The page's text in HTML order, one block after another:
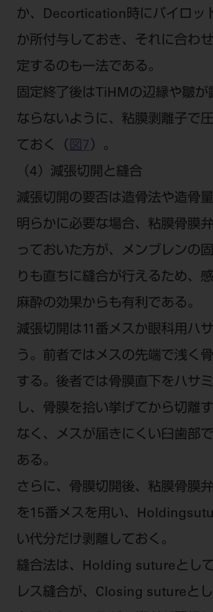
か、Decortication時にパイロッ
か所付与しておき、それに合わ
定するのも一法である。
固定終了後はTiHMの辺縁や皺が
ならないように、粘膜剥離子で
ておく（ 図7 ）。
（4）減張切開と縫合
減張切開の要否は造骨法や造骨量
明らかに必要な場合、粘膜骨膜
っておいた方が、メンブレンの
りも直ちに縫合が行えるため、
麻酔の効果からも有利である。
減張切開は11番メスか眼科用ハ
う。前者ではメスの先端で浅く
する。後者では骨膜直下をハサ
し、骨膜を拾い挙げてから切離
なく、メスが届きにくい臼歯部
ある。
さらに、骨膜切開後、粘膜骨膜
を15番メスを用い、
い代分だけ剥離しておく。
縫合法は、Holding sutureとし
レス縫合が、Closing sutureと